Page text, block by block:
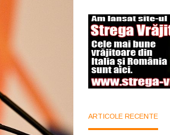
ARTICOLE RECENTE